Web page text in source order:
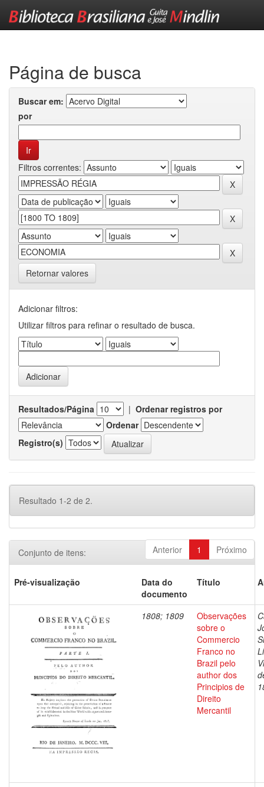
Página de busca
Buscar em:
por
Filtros correntes:
Retornar valores
Adicionar filtros:
Utilizar filtros para refinar o resultado de busca.
Resultados/Página | Ordenar registros por
Ordenar
Registro(s)
Resultado 1-2 de 2.
Anterior 1 Próximo
Conjunto de itens:
Pré-visualização
Data do
documento
Título
1808; 1809
Observações
sobre o
Commercio
Franco no
Brazil pelo
author dos
Principios de
Direito
Mercantil